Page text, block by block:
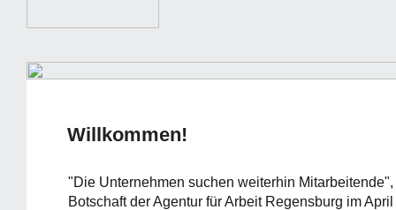
Willkommen!
"Die Unternehmen suchen weiterhin
Botschaft der Agentur für Arbeit Regensburg im